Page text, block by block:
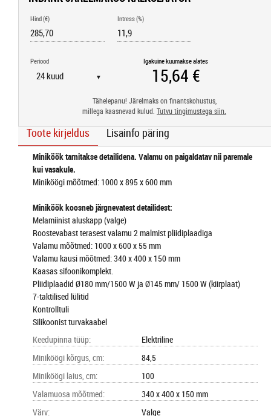
Hind (€) Intress (%)
Periood
▼
Igakuine kuumakse alates
Tähelepanu! Järelmaks on finantskohustus,
millega kaasnevad kulud. Tutvu tingimustega siin.
Toote kirjeldus Lisainfo päring
Miniköök tarnitakse detailidena. Valamu on paigaldatav nii paremale
kui vasakule.
Miniköögi mõõtmed: 1000 x 895 x 600 mm
Miniköök koosneb järgnevatest detailidest:
Melamiinist aluskapp (valge)
Roostevabast terasest valamu 2 malmist pliidiplaadiga
Valamu mõõtmed: 1000 x 600 x 55 mm
Valamu kausi mõõtmed: 340 x 400 x 150 mm
Kaasas sifoonikomplekt.
Pliidiplaadid Ø180 mm/1500 W ja Ø145 mm/ 1500 W (kiirplaat)
7-taktilised lülitid
Kontrolltuli
Silikoonist turvakaabel
Keedupinna tüüp:
Elektriline
Miniköögi kõrgus, cm:
84,5
Miniköögi laius, cm:
100
Valamuosa mõõtmed:
340 x 400 x 150 mm
Värv: Valge